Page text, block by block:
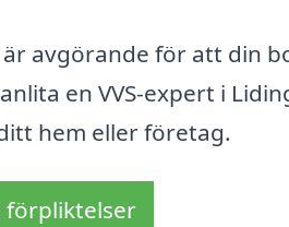
avgörande för att din
en VVS-expert i
hem eller företag.
förpliktelser